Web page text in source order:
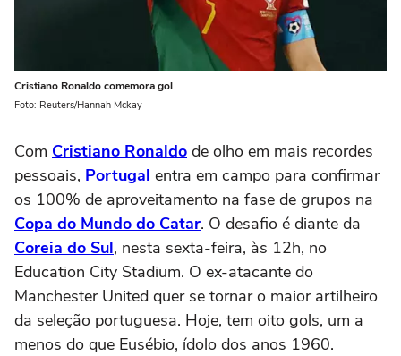
Cristiano Ronaldo comemora gol
Foto: Reuters/Hannah Mckay
Com Cristiano Ronaldo de olho em mais recordes
pessoais, Portugal entra em campo para confirmar
os 100% de aproveitamento na fase de grupos na
Copa do Mundo do Catar. O desafio é diante da
Coreia do Sul, nesta sexta-feira, às 12h, no
Education City Stadium. O ex-atacante do
Manchester United quer se tornar o maior artilheiro
da seleção portuguesa. Hoje, tem oito gols, um a
menos do que Eusébio, ídolo dos anos 1960.